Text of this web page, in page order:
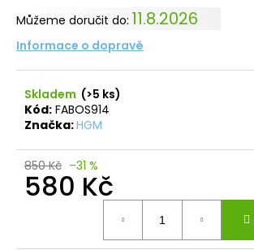
Můžeme doručit do: 11.8.2026
Informace o dopravě
Skladem (>5 ks)
Kód: FABOS914
Značka:HGM
850 Kč –31 %
580 Kč